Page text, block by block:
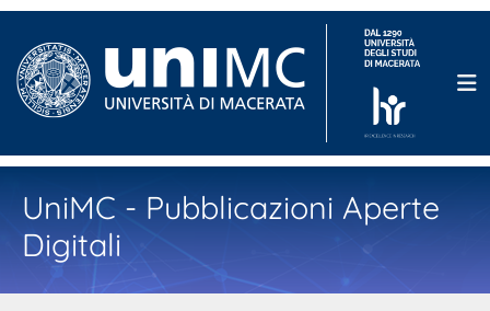
UniMC - Pubblicazioni Aperte
Digitali